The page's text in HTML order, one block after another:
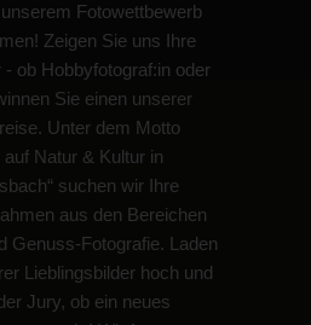
Fotowettbewerb
Zeigen Sie uns Ihre
ob Hobbyfotograf:in oder
Sie einen unserer
Unter dem Motto
auf Natur & Kultur in
suchen wir Ihre
aus den Bereichen
Genuss-Fotografie. Laden
Lieblingsbilder hoch und
Jury, ob ein neues